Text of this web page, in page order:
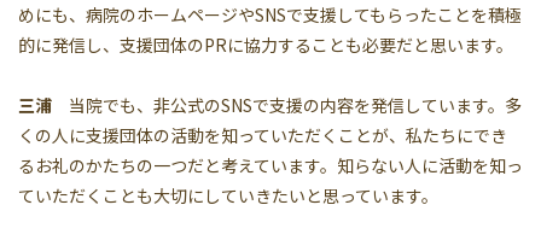
めにも、病院のホームページやSNSで支援してもらったことを積極
的に発信し、支援団体のPRに協力することも必要だと思います。
三浦 当院でも、非公式のSNSで支援の内容を発信しています。多
くの人に支援団体の活動を知っていただくことが、私たちにでき
るお礼のかたちの一つだと考えています。知らない人に活動を知っ
ていただくことも大切にしていきたいと思っています。